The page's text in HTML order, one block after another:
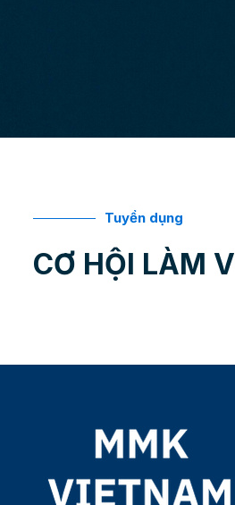
Tuyển dụng
CƠ HỘI LÀM